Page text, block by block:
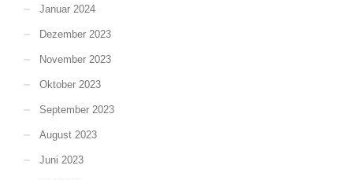
Januar 2024
Dezember 2023
November 2023
Oktober 2023
September 2023
August 2023
Juni 2023